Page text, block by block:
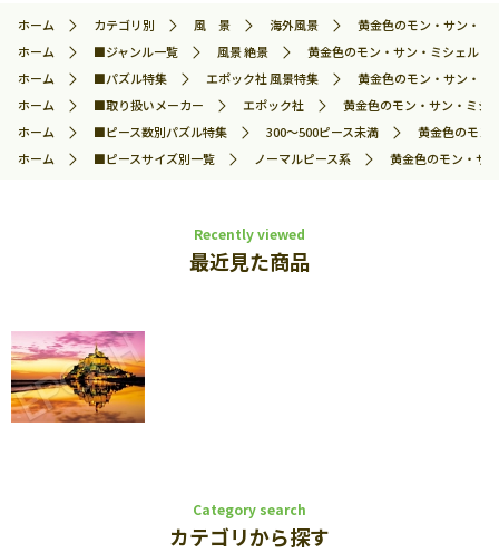
ホーム カテゴリ別 風 景 海外風景
黄金色のモン・サン・
ホーム
■ジャンル一覧 風景 絶景
黄金色のモン・サン・ミシェル
ホーム
■パズル特集 エポック社 風景特集
黄金色のモン・サン・
ホーム
■取り扱いメーカー エポック社
黄金色のモン・サン・ミ
ホーム
■ピース数別パズル特集 300～500ピース未満
黄金色のモ
ホーム
■ピースサイズ別一覧 ノーマルピース系 黄金色のモン・サ
Recently viewed
最近見た商品
Category search
カテゴリから探す